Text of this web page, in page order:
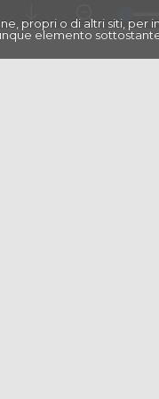
propri o di altri siti, per
elemento